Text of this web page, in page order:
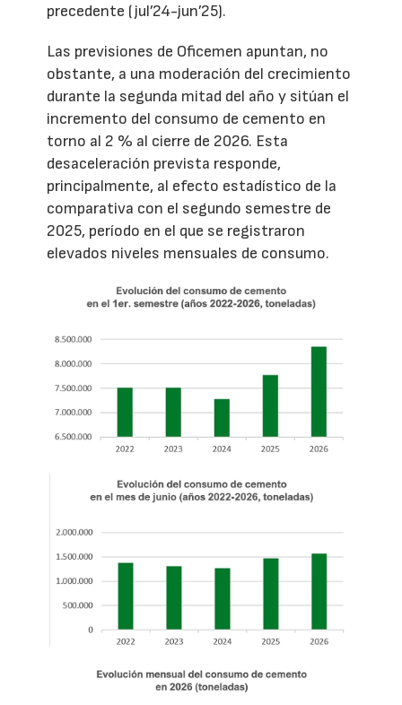
precedente (jul’24-jun’25).
Las previsiones de Oficemen apuntan, no
obstante, a una moderación del crecimiento
durante la segunda mitad del año y sitúan el
incremento del consumo de cemento en
torno al 2 % al cierre de 2026. Esta
desaceleración prevista responde,
principalmente, al efecto estadístico de la
comparativa con el segundo semestre de
2025, período en el que se registraron
elevados niveles mensuales de consumo.